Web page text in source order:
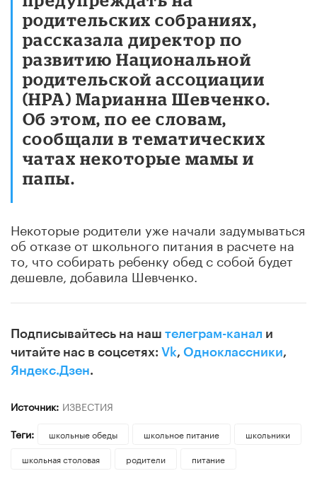
родительских собраниях,
рассказала директор по
развитию Национальной
родительской ассоциации
(НРА) Марианна Шевченко.
Об этом, по ее словам,
сообщали в тематических
чатах некоторые мамы и
папы.
Некоторые родители уже начали задумываться
об отказе от школьного питания в расчете на
то, что собирать ребенку обед с собой будет
дешевле, добавила Шевченко.
Подписывайтесь на наш телеграм-канал и
читайте нас в соцсетях: Vk, Одноклассники,
Яндекс.Дзен.
Источник: ИЗВЕСТИЯ
Теги:
школьные обеды школьное питание
школьники
школьная столовая
родители питание